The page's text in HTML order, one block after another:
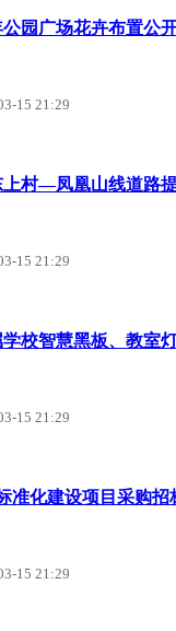
园广场花卉布置公
15 21:29
村—凤凰山线道路
15 21:29
校智慧黑板、教室
15 21:29
准化建设项目采购招
15 21:29